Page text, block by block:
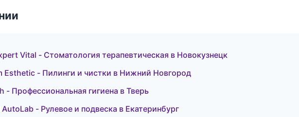
Vital - Стоматология терапевтическая в Новокузнецк
Esthetic - Пилинги и чистки в Нижний Новгород
- Профессиональная гигиена в Тверь
- Рулевое и подвеска в Екатеринбург